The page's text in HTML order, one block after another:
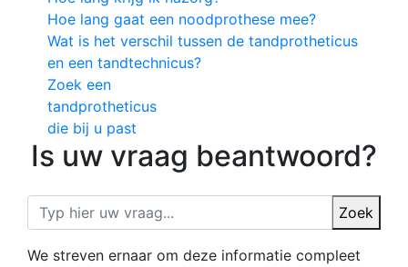
Hoe lang gaat een noodprothese mee?
Wat is het verschil tussen de tandprotheticus
en een tandtechnicus?
Zoek een
tandprotheticus
die bij u past
Is uw vraag beantwoord?
Zoek
We streven ernaar om deze informatie compleet